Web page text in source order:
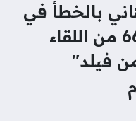
بالخطأ في
مرماه، خلال الدقيقة 66 من اللقاء
فيلد"